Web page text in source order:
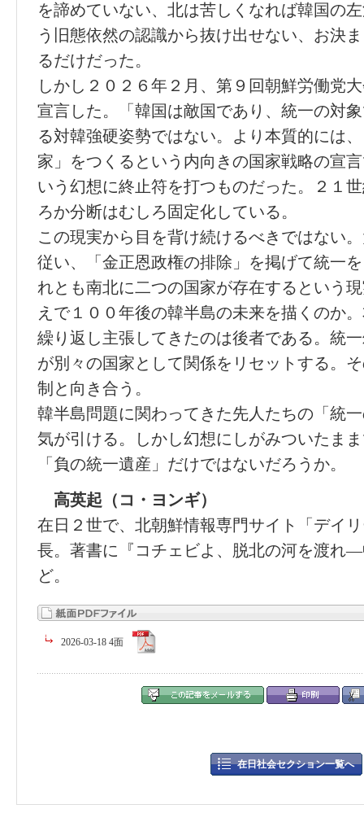
を諦めていない、北は苦しくなれば韓国の
う旧態依然の認識から抜け出せない、お決
るだけだった。
しかし２０２６年２月、第９回朝鮮労働党
宣言した。「韓国は敵国であり、統一の対
る対韓強硬姿勢ではない。より本質的には
家」をつくるという内向きの国家戦略の宣
いう幻想に終止符を打つものだった。２１
ろか分断はむしろ固定化している。
この現実から目を背け続けるべきではない
従い、「金正恩政権の排除」を掲げて統一
れとも南北に二つの国家が存在するという
えで１００年後の韓半島の未来を描くのか
繰り返し主張してきたのは後者である。統
が別々の国家として関係をリセットする。
制と向き合う。
韓半島問題に関わってきた先人たちの「統
気が引ける。しかし幻想にしがみついたま
「負の統一遺産」だけではないだろうか。
高英起（コ・ヨンギ）
在日２世で、北朝鮮情報専門サイト「デイ
長。著書に『コチェビよ、脱北の河を渡れ
ど。
2026-03-18 4面
在日社会セクション一覧へ